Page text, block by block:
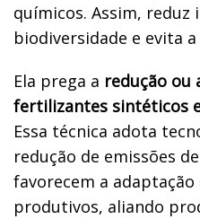
químicos. Assim, reduz
biodiversidade e evita
Ela prega a redução ou
fertilizantes sintéticos
Essa técnica adota
redução de emissões
favorecem a
produtivos, aliando